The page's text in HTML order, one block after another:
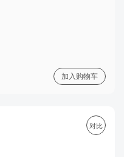
加入购物车
对比